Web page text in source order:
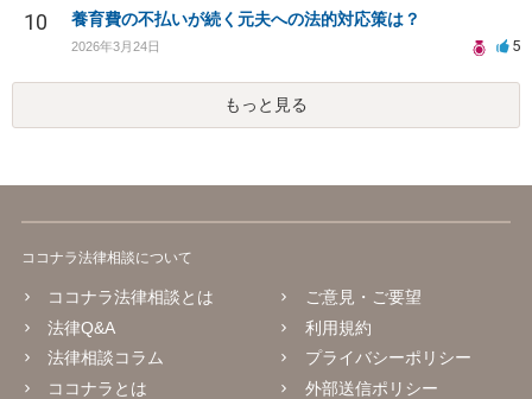
10 養育費の不払いが続く元夫への法的対応策は？
2026年3月24日 5
もっと見る
ココナラ法律相談について
ココナラ法律相談とは
法律Q&A
法律相談コラム
ココナラとは
ご意見・ご要望
利用規約
プライバシーポリシー
外部送信ポリシー